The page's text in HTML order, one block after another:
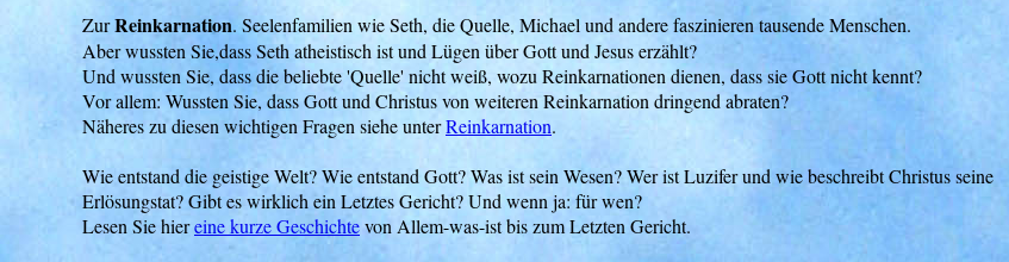
ZurReinkarnation. Seelenfamilien wie Seth, die Quelle, Michael und andere faszinieren tausende Menschen.
Aber wussten Sie,dass Seth atheistisch ist und Lügen über Gott und Jesus erzählt?
Und wussten Sie, dass die beliebte 'Quelle' nicht weiß, wozu Reinkarnationen dienen, dass sie Gott nicht kennt?
Vor allem: Wussten Sie, dass Gott und Christus von weiteren Reinkarnation dringend abraten?
Näheres zu diesen wichtigen Fragen siehe unterReinkarnation.
Wie entstand die geistige Welt? Wie entstand Gott? Was ist sein Wesen? Wer ist Luzifer und wie beschreibt Christus seine
Erlösungstat? Gibt es wirklich ein Letztes Gericht? Und wenn ja: für wen?
Lesen Sie hiereine kurze Geschichtevon Allem-was-ist bis zum Letzten Gericht.